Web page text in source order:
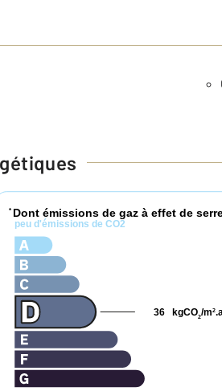
* Dont émissions de gaz à effet de
peu d'émissions de CO2
kgCO2/m2
36